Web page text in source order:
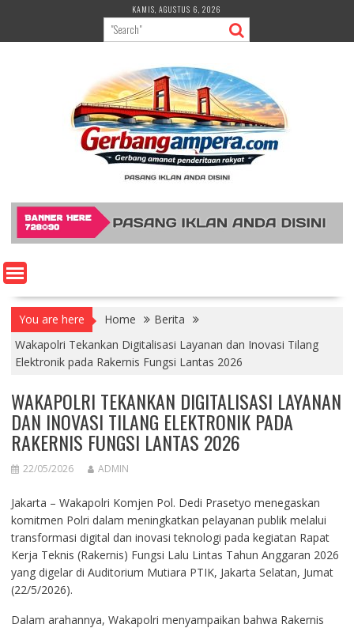
content
KAMIS, AGUSTUS 6, 2026
You are here Home
Berita
Wakapolri Tekankan Digitalisasi Layanan dan Inovasi Tilang
Elektronik pada Rakernis Fungsi Lantas 2026
WAKAPOLRI TEKANKAN DIGITALISASI LAYANAN
DAN INOVASI TILANG ELEKTRONIK PADA
RAKERNIS FUNGSI LANTAS 2026
22/05/2026 ADMIN
Jakarta – Wakapolri Komjen Pol. Dedi Prasetyo menegaskan
komitmen Polri dalam meningkatkan pelayanan publik melalui
transformasi digital dan inovasi teknologi pada kegiatan Rapat
Kerja Teknis (Rakernis) Fungsi Lalu Lintas Tahun Anggaran 2026
yang digelar di Auditorium Mutiara PTIK, Jakarta Selatan, Jumat
(22/5/2026).
Dalam arahannya, Wakapolri menyampaikan bahwa Rakernis